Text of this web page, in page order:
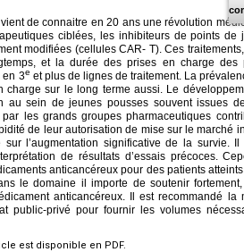
de connaitre en 20 ans une révolution
ciblées, les inhibiteurs de points
modifiées (cellules CAR- T). Ces
et la durée des prises en charge
en 3e et plus de lignes de traitement. La
charge sur le long terme aussi. Le
au sein de jeunes pousses souvent issues
les grands groupes pharmaceutiques
de leur autorisation de mise sur le marché
sur l’augmentation significative de la survie.
de résultats d’essais précoces.
anticancéreux pour des patients
le domaine il importe de soutenir
anticancéreux. Il est recommandé
public-privé pour fournir les volumes
est disponible en PDF.